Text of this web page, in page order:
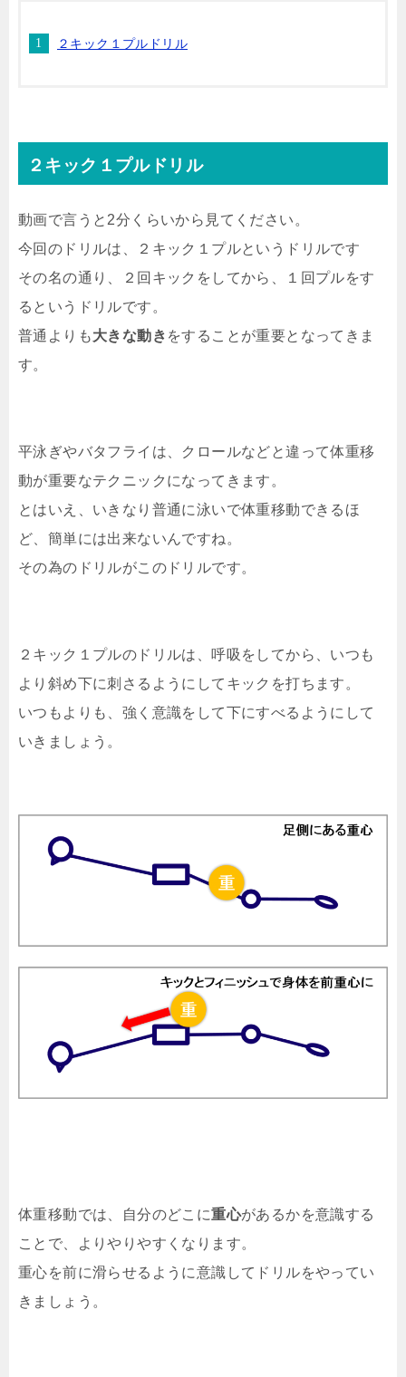
２キック１プルドリル
２キック１プルドリル
動画で言うと2分くらいから見てください。
今回のドリルは、２キック１プルというドリルです
その名の通り、２回キックをしてから、１回プルをす
るというドリルです。
普通よりも大きな動き をすることが重要となってきま
す。
平泳ぎやバタフライは、クロールなどと違って体重移
動が重要なテクニックになってきます。
とはいえ、いきなり普通に泳いで体重移動できるほ
ど、簡単には出来ないんですね。
その為のドリルがこのドリルです。
２キック１プルのドリルは、呼吸をしてから、いつも
より斜め下に刺さるようにしてキックを打ちます。
いつもよりも、強く意識をして下にすべるようにして
いきましょう。
体重移動では、自分のどこに重心があるかを意識する
ことで、よりやりやすくなります。
重心を前に滑らせるように意識してドリルをやってい
きましょう。